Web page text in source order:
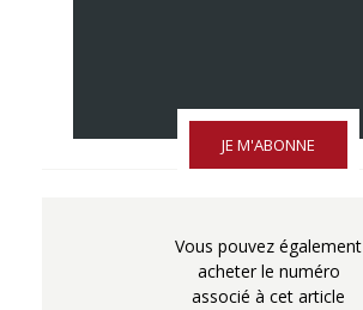
JE M'ABONNE
Vous pouvez également
acheter le numéro
associé à cet article